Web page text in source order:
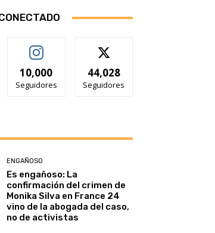
10,000
Seguidores
44,028
Seguidores
ENGAÑOSO
Es engañoso: La
confirmación del crimen de
Monika Silva en France 24
vino de la abogada del caso,
no de activistas